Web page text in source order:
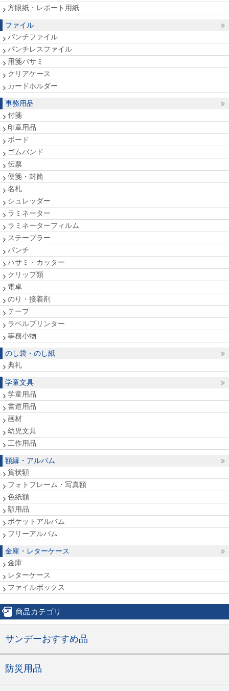
方眼紙・レポート用紙
ファイル
パンチファイル
パンチレスファイル
用箋バサミ
クリアケース
カードホルダー
事務用品
付箋
印章用品
ボード
ゴムバンド
伝票
便箋・封筒
名札
シュレッダー
ラミネーター
ラミネーターフィルム
ステープラー
パンチ
ハサミ・カッター
クリップ類
電卓
のり・接着剤
テープ
ラベルプリンター
事務小物
のし袋・のし紙
典礼
学童文具
学童用品
書道用品
画材
幼児文具
工作用品
額縁・アルバム
賞状額
フォトフレーム・写真額
色紙額
額用品
ポケットアルバム
フリーアルバム
金庫・レターケース
金庫
レターケース
ファイルボックス
商品カテゴリ
サンデーおすすめ品
防災用品